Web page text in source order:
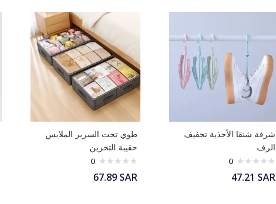
شرفة شنقا الأحذية تجفيف
الرف
0
47.21 SAR
طوي تحت السرير الملابس
حقيبة التخزين
0
67.89 SAR